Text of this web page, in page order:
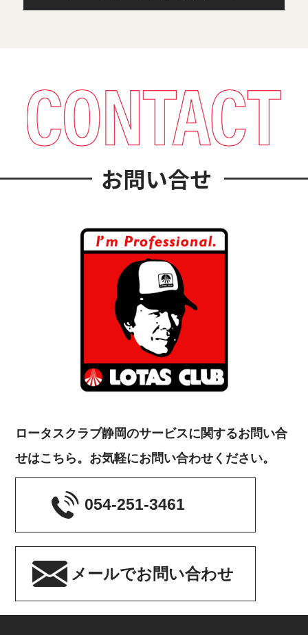
ロータスクラブ静岡のサービスに関するお問い合
せはこちら。お気軽にお問い合わせください。
054-251-3461
メールでお問い合わせ